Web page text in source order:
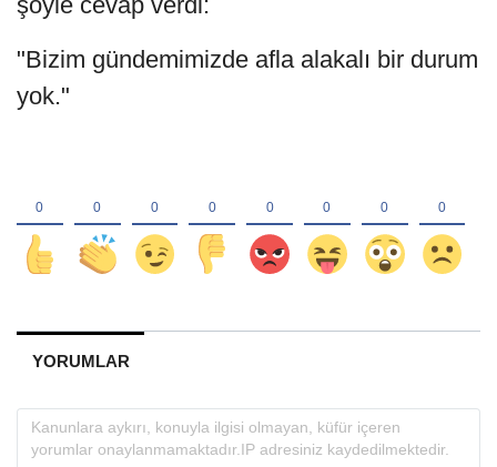
"Bizim gündemimizde afla alakalı bir durum
yok."
YORUMLAR